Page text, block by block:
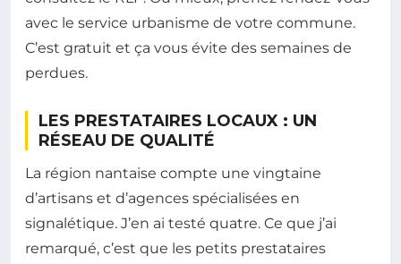
avec le service urbanisme de votre commune.
C’est gratuit et ça vous évite des semaines de
perdues.
LES PRESTATAIRES LOCAUX : UN
RÉSEAU DE QUALITÉ
La région nantaise compte une vingtaine
d’artisans et d’agences spécialisées en
signalétique. J’en ai testé quatre. Ce que j’ai
remarqué, c’est que les petits prestataires